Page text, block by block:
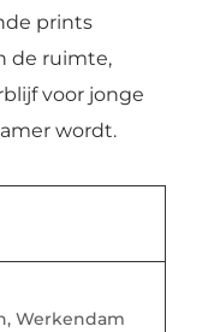
prints
de ruimte,
voor jonge
wordt.
Werkendam